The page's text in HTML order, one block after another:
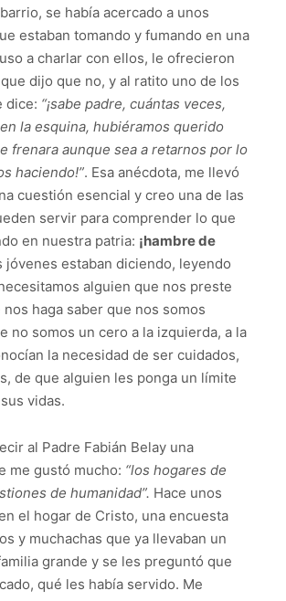
se había acercado a unos
estaban tomando y fumando en una
a charlar con ellos, le ofrecieron
dijo que no, y al ratito uno de los
dice: “¡sabe padre, cuántas veces,
la esquina, hubiéramos querido
frenara aunque sea a retarnos por lo
haciendo!”. Esa anécdota, me llevó
cuestión esencial y creo una de las
servir para comprender lo que
en nuestra patria: ¡hambre de
jóvenes estaban diciendo, leyendo
alguien que nos preste
haga saber que nos somos
no somos un cero a la izquierda, a la
la necesidad de ser cuidados,
de que alguien les ponga un límite
vidas.
al Padre Fabián Belay una
me gustó mucho: “los hogares de
de humanidad”. Hace unos
el hogar de Cristo, una encuesta
y muchachas que ya llevaban un
grande y se les preguntó que
qué les había servido. Me